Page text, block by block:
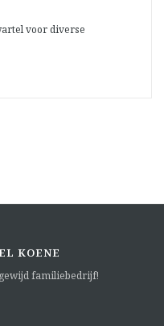
voor diverse
KOENE
familiebedrijf!